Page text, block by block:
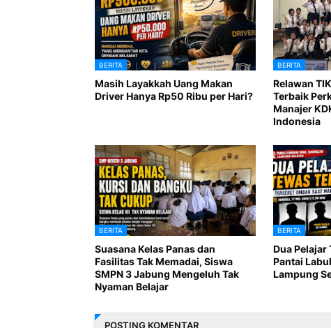
BERITA
Masih Layakkah Uang Makan
Driver Hanya Rp50 Ribu per Hari?
BERITA
Relawan
Terbaik
Manajer
Indonesia
BERITA
Suasana Kelas Panas dan
Fasilitas Tak Memadai, Siswa
SMPN 3 Jabung Mengeluh Tak
Nyaman Belajar
BERITA
Dua Pelajar
Pantai
Lampung
POSTING KOMENTAR